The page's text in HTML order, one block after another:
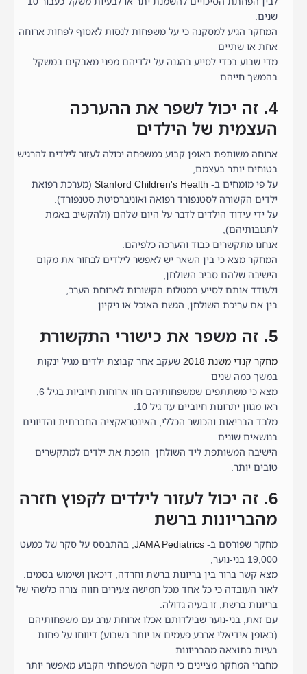
שנים.
המחקר הגיע למסקנה כי על משפחות לנסות לאסוף לפחות ארוחה
אחת או שתיים
מדי שבוע בכדי לסייע בהגנה על ילדיהם מפני מאבקים במשקל
בהמשך חייהם.
4. זה יכול לשפר את ההערכה
העצמית של הילדים
ארוחה משותפת באופן קבוע כמשפחה יכולה לעזור לילדים להרגיש
בטוחים יותר בעצמם,
על פי מומחים ב- Stanford Children's Health(מערכת רפואת
ילדים הקשורה לסטנפורד רפואה ואוניברסיטת סטנפורד).
על ידי עידוד הילדים לדבר על היום שלהם (ולהקשיב באמת
לתגובותיהם),
אנחנו מתקשרים כבוד והערכה כלפיהם.
המחקר מצא כי בין השאר יש לאפשר לילדים לבחור את מקום
הישיבה שלהם סביב השולחן,
ולעודד אותם לסייע במטלות הקשורות לארוחת הערב,
בין אם עריכת השולחן, הגשת האוכל או ניקיון.
5. זה משפר את כישורי התקשורת
מחקר קנדי משנת 2018
שעקב אחר קבוצת ילדים מגיל ינקות
במשך כמה שנים
מצא כי משתתפים שמשפחותיהם חוו ארוחות חיוביות בגיל 6,
ראו מגוון יתרונות חיוביים עד גיל 10.
מלבד הבריאות והכושר הכללי, האינטראקציה החברתית והדיונים
בנושאים שונים.
הישיבה המשותפת ליד השולחן הופכת את ילדים למתקשרים
טובים יותר.
6. זה יכול לעזור לילדים לקפוץ חזרה
מהבריונות ברשת
מחקר שפורסם ב- JAMA Pediatrics, בהתבסס על סקר של כמעט
19,000 בני-נוער,
מצא קשר ברור בין בריונות ברשת וחרדה, דיכאון ושימוש בסמים.
לאור העובדה כי כל אחד מכל חמישה צעירים חווה צורה כלשהי של
בריונות ברשת, זו בעיה גדולה.
עם זאת, בני-נוער שבילדותם אכלו ארוחת ערב עם משפחותיהם
(באופן אידיאלי ארבע פעמים או יותר בשבוע) דיווחו על פחות
בעיות כתוצאה מהבריונות.
מחברי המחקר מציינים כי הקשר המשפחתי הקבוע מאפשר יותר